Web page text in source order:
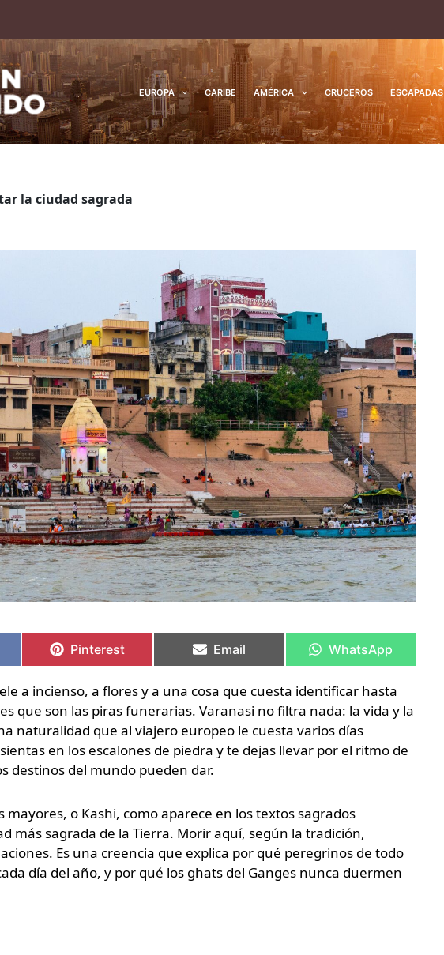
EUROPA CARIBE AMÉRICA CRUCEROS ESCAPADAS
la ciudad sagrada
en
Pinterest
en
Email
en
WhatsApp
a incienso, a flores y a una cosa que cuesta identificar hasta
que son las piras funerarias. Varanasi no filtra nada: la vida y la
naturalidad que al viajero europeo le cuesta varios días
en los escalones de piedra y te dejas llevar por el ritmo de
destinos del mundo pueden dar.
o Kashi, como aparece en los textos sagrados
más sagrada de la Tierra. Morir aquí, según la tradición,
Es una creencia que explica por qué peregrinos de todo
día del año, y por qué los ghats del Ganges nunca duermen
en
en
en